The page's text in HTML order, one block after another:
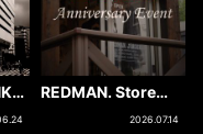
REDMAN. Store
Anniversary Event
2026.07.14